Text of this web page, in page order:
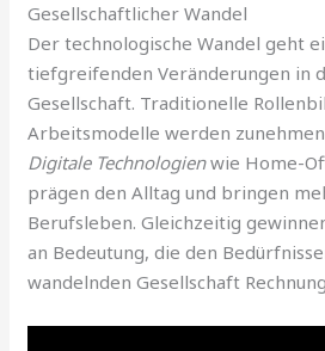
Gesellschaftlicher Wandel
Der technologische Wandel geht
tiefgreifenden Veränderungen in
Gesellschaft. Traditionelle
Arbeitsmodelle werden
Digitale Technologienwie Home-
prägen den Alltag und bringen
Berufsleben. Gleichzeitig
an Bedeutung, die den
wandelnden Gesellschaft